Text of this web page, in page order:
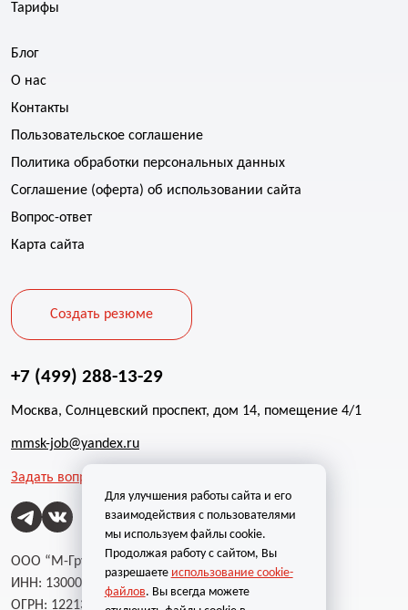
Тарифы
Блог
О нас
Контакты
Пользовательское соглашение
Политика обработки персональных данных
Соглашение (оферта) об использовании сайта
Вопрос-ответ
Карта сайта
Создать резюме
+7 (499) 288-13-29
Москва, Солнцевский проспект, дом 14, помещение 4/1
mmsk-job@yandex.ru
Задать вопрос
ООО “М-Групп”
ИНН: 1300002787
ОГРН: 1221300004232
Для улучшения работы сайта и его
взаимодействия с пользователями
мы используем файлы cookie.
Продолжая работу с сайтом, Вы
разрешаете использование cookie-
файлов. Вы всегда можете